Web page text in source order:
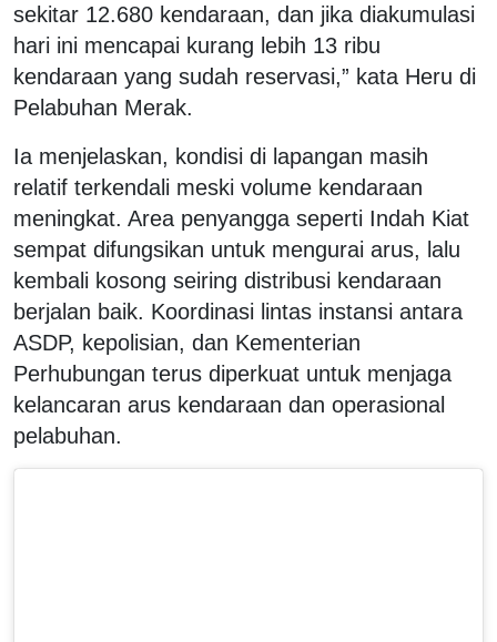
sekitar 12.680 kendaraan, dan jika diakumulasi
hari ini mencapai kurang lebih 13 ribu
kendaraan yang sudah reservasi,” kata Heru di
Pelabuhan Merak.
Ia menjelaskan, kondisi di lapangan masih
relatif terkendali meski volume kendaraan
meningkat. Area penyangga seperti Indah Kiat
sempat difungsikan untuk mengurai arus, lalu
kembali kosong seiring distribusi kendaraan
berjalan baik. Koordinasi lintas instansi antara
ASDP, kepolisian, dan Kementerian
Perhubungan terus diperkuat untuk menjaga
kelancaran arus kendaraan dan operasional
pelabuhan.